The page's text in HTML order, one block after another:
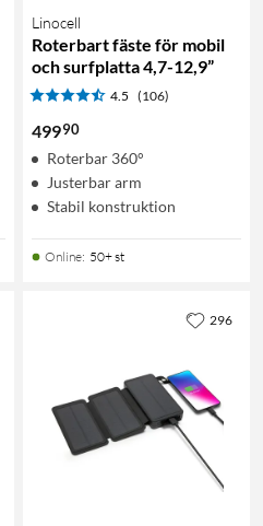
Linocell
Roterbart fäste för mobil
och surfplatta 4,7-12,9”
4.5 (106)
49990
Roterbar 360°
Justerbar arm
Stabil konstruktion
Online: 50+ st
296